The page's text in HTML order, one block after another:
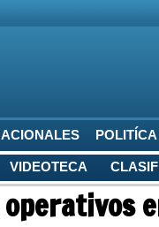
POLITÍCA
VIDEOTECA